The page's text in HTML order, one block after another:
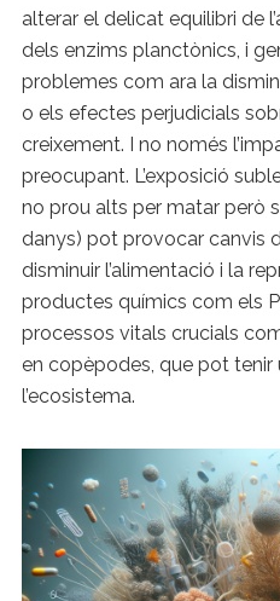
alterar el delicat equilibri de
dels enzims planctònics, i
problemes com ara la
o els efectes perjudicials
creixement. I no només
preocupant. L’exposició
no prou alts per matar però
danys) pot provocar canvis
disminuir l’alimentació i la
productes químics com els
processos vitals crucials
en copèpodes, que pot
l’ecosistema.